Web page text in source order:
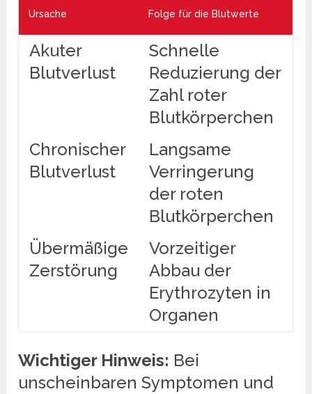
Ursache Folge für die Blutwerte
Akuter
Blutverlust
Schnelle
Reduzierung der
Zahl roter
Blutkörperchen
Chronischer
Blutverlust
Langsame
Verringerung
der roten
Blutkörperchen
Übermäßige
Zerstörung
Vorzeitiger
Abbau der
Erythrozyten in
Organen
Wichtiger Hinweis: Bei
unscheinbaren Symptomen und